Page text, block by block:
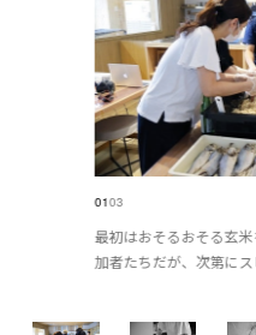
0103
最初はおそるおそる玄
加者たちだが、次第にス